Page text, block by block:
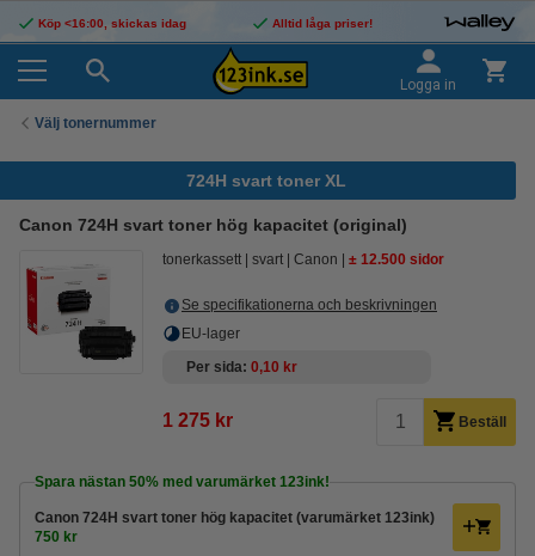
Köp <16:00, skickas idag Alltid låga priser!
Logga in
Välj tonernummer
724H svart toner XL
Canon 724H svart toner hög kapacitet (original)
tonerkassett svart Canon ± 12.500 sidor
Se specifikationerna och beskrivningen
EU-lager
Per sida 0,10 kr
1 275 kr Beställ
Spara nästan 50% med varumärket 123ink!
Canon 724H svart toner hög kapacitet (varumärket 123ink)
750 kr